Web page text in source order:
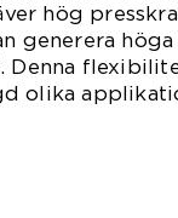
hög
generera
Denna
olika